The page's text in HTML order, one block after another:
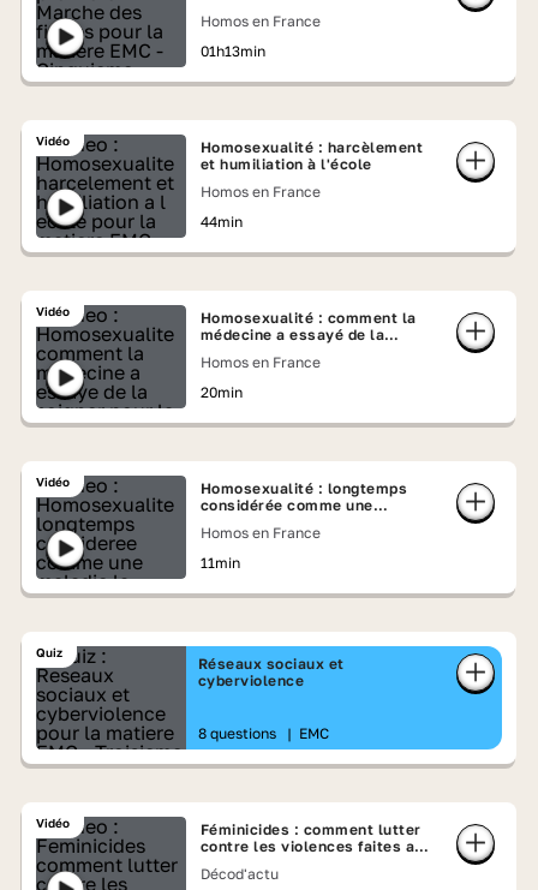
Homos en France
01h13min
Vidéo
Homosexualité : harcèlement
et humiliation à l'école
Homos en France
44min
Vidéo
Homosexualité : comment la
médecine a essayé de la
Homos en France
20min
Vidéo
Homosexualité : longtemps
considérée comme une
Homos en France
11min
Quiz
Réseaux sociaux et
cyberviolence
8 questions | EMC
Vidéo
Féminicides : comment lutter
contre les violences faites aux
Décod'actu